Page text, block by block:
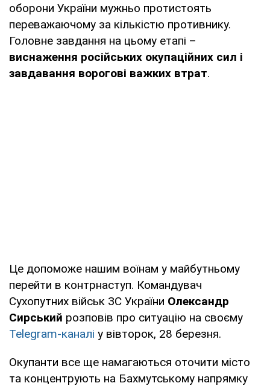
оборони України мужньо протистоять
переважаючому за кількістю противнику.
Головне завдання на цьому етапі –
виснаження російських окупаційних сил і
завдавання ворогові важких втрат.
Це допоможе нашим воїнам у майбутньому
перейти в контрнаступ. Командувач
Сухопутних військ ЗС України Олександр
Сирський розповів про ситуацію на своєму
Telegram-каналі у вівторок, 28 березня.
Окупанти все ще намагаються оточити місто
та концентрують на Бахмутському напрямку